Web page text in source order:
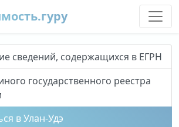
сведений, содержащихся в ЕГРН
государственного реестра
в Улан-Удэ